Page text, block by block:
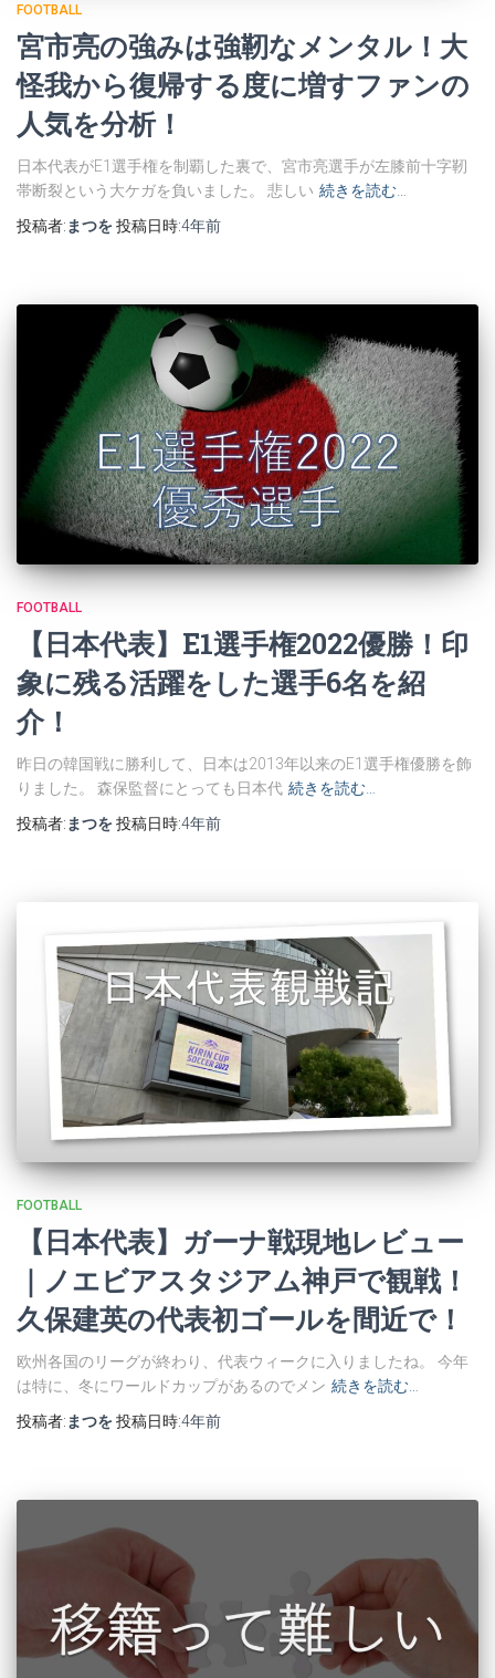
FOOTBALL
宮市亮の強みは強靭なメンタル！大
怪我から復帰する度に増すファンの
人気を分析！
日本代表がE1選手権を制覇した裏で、宮市亮選手が左膝前十字靭
帯断裂という大ケガを負いました。 悲しい 続きを読む…
投稿者: まつを投稿日時:4年前
FOOTBALL
【日本代表】E1選手権2022優勝！印
象に残る活躍をした選手6名を紹
介！
昨日の韓国戦に勝利して、日本は2013年以来のE1選手権優勝を飾
りました。 森保監督にとっても日本代 続きを読む…
投稿者: まつを投稿日時:4年前
FOOTBALL
【日本代表】ガーナ戦現地レビュー
｜ノエビアスタジアム神戸で観戦！
久保建英の代表初ゴールを間近で！
欧州各国のリーグが終わり、代表ウィークに入りましたね。 今年
は特に、冬にワールドカップがあるのでメン 続きを読む…
投稿者:まつを投稿日時:4年前